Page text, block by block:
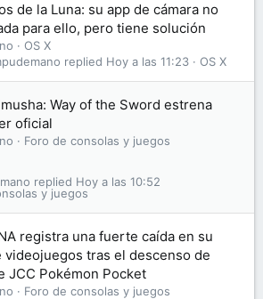
de la Luna: su app de cámara no
para ello, pero tiene solución
OS X
OS X
Hoy a las 11:23
Way of the Sword estrena
oficial
Foro de consolas y juegos
y juegos
Hoy a las 10:52
registra una fuerte caída en su
videojuegos tras el descenso de
JCC Pokémon Pocket
Foro de consolas y juegos